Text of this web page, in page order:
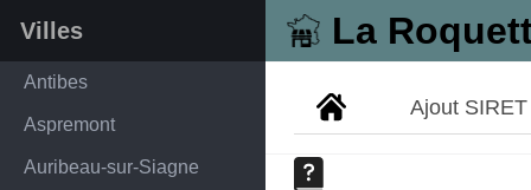
La
Villes
Antibes
Aspremont
Auribeau-sur-Siagne
Ajout SIRET